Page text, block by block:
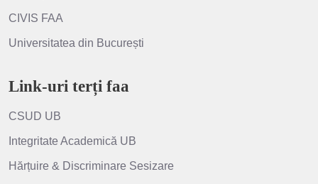
CIVIS FAA
Universitatea din București
Link-uri terți faa
CSUD UB
Integritate Academică UB
Hărțuire & Discriminare Sesizare